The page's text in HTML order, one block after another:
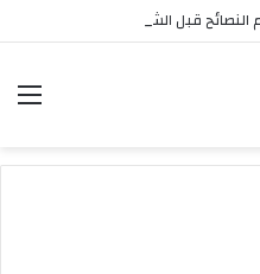
قبل الشراء